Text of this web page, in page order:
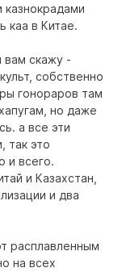
каа в Китае.
вам скажу -
собственно
гонораров там
но даже
а все эти
так это
и всего.
и Казахстан,
и два
расплавленным
на всех